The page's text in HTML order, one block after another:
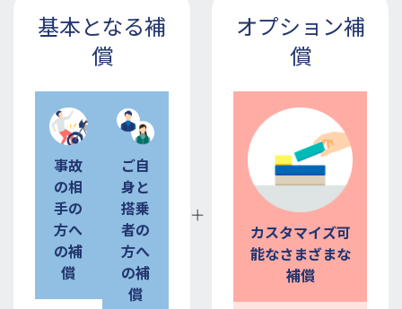
基本となる補
償
事故
の相
手の
方へ
の補
償
ご自
身と
搭乗
者の
方へ
の補
償
オプション補
償
カスタマイズ可
能なさまざまな
補償